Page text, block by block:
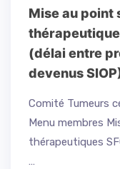
Mise au point
(délai entre
devenus
Comité Tumeurs
Menu membres
thérapeutiques
…